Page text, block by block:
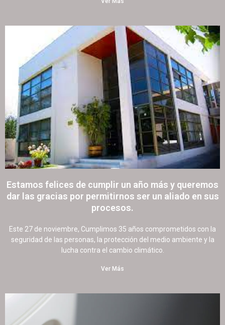
Estamos felices de cumplir un año más y queremos
dar las gracias por permitirnos ser un aliado en sus
procesos.
Este 27 de noviembre, Cumplimos 35 años comprometidos con la
seguridad de las personas, la protección del medio ambiente y la
lucha contra el cambio climático.
Ver Más